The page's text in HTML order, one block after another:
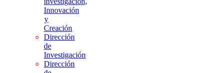
Innovación
y
Creación
Dirección
de
Investigación
Dirección